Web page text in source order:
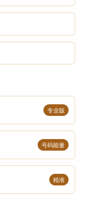
、装修、改变房
手足甲
拜祖先、拜神明
等事。
像。
专业版
号码能量
精准